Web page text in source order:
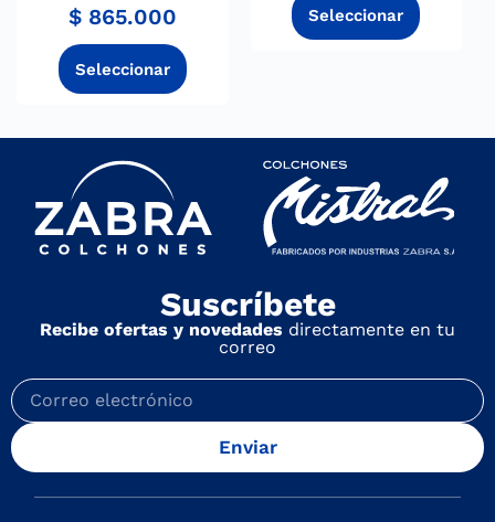
$865.000
Suscríbete
Recibe ofertas y novedades directamente en tu
correo
Enviar